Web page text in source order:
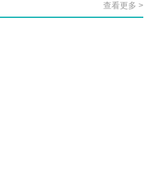
查看更多 >